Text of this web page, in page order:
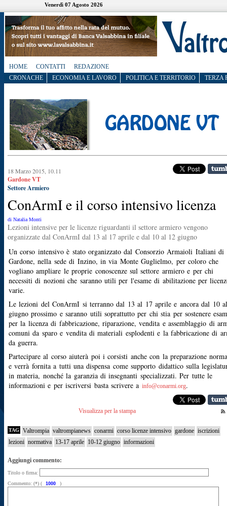
Venerdì 07 Agosto 2026
HOME CONTATTI
REDAZIONE
CRONACHE
ECONOMIA E LAVORO POLITICA E TERRITORIO TERZA
18 Marzo 2015, 10.11
Gardone VT
Settore Armiero
ConArmI e il corso intensivo licenza
di Natalia Monti
Lezioni intensive per le licenze riguardanti il settore armiero vengono
organizzate dal ConArmI dal 13 al 17 aprile e dal 10 al 12 giugno
Un corso intensivo è stato organizzato dal Consorzio Armaioli Italiani di
Gardone, nella sede di Inzino, in via Monte Guglielmo, per coloro che
vogliano ampliare le proprie conoscenze sul settore armiero e per chi
necessiti di nozioni che saranno utili per l'esame di abilitazione per
varie.
Le lezioni del ConArmI si terranno dal 13 al 17 aprile e ancora dal 10
giugno prossimo e saranno utili soprattutto per chi stia per sostenere
per la licenza di fabbricazione, riparazione, vendita e assemblaggio di
comuni da sparo e vendita di materiali esplodenti e la fabbricazione di
da guerra.
Partecipare al corso aiuterà poi i corsisti anche con la preparazione
e verrà fornita a tutti una dispensa come supporto didattico sulla
in materia, nonché la garanzia di insegnanti specializzati. Per tutte le
informazioni e per iscriversi basta scrivere a info@conarmi.org.
Visualizza per la stampa
TAG Valtrompia valtrompianews conarmi corso licenze intensivo gardone iscrizioni
lezioni normativa 13-17 aprile 10-12 giugno informazioni
Aggiungi commento:
Titolo o firma:
Commento: (*) (
)